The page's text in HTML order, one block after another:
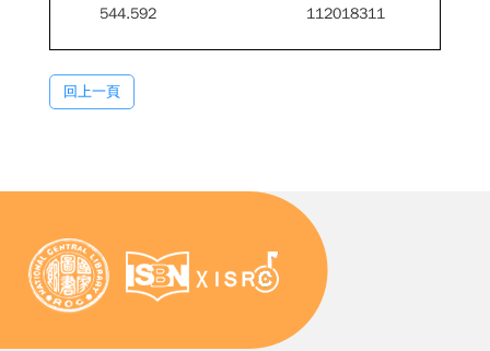
544.592 112018311
回上一頁